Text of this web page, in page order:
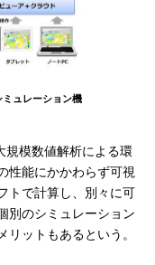
ュレーション機
模数値解析による環
性能にかかわらず可視
トで計算し、別々に可
別のシミュレーション
ットもあるという。